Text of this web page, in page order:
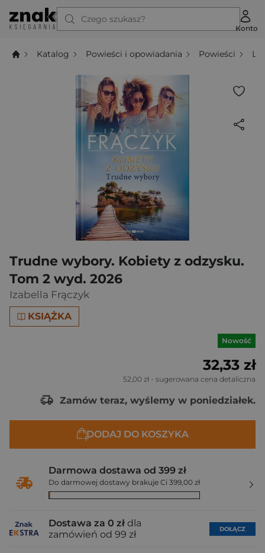
Czego szukasz?
Konto
Katalog Powieści i opowiadania Powieści
Trudne wybory. Kobiety z odzysku.
Tom 2 wyd. 2026
Izabella Frączyk
KSIĄŻKA
Nowość
32,33 zł
52,00 zł - sugerowana cena detaliczna
Zamów teraz, wyślemy w poniedziałek.
DODAJ DO KOSZYKA
Darmowa dostawa od 399 zł
Do darmowej dostawy brakuje Ci 399,00 zł
Dostawa za 0 zł dla
zamówień od 99 zł
DOŁĄCZ